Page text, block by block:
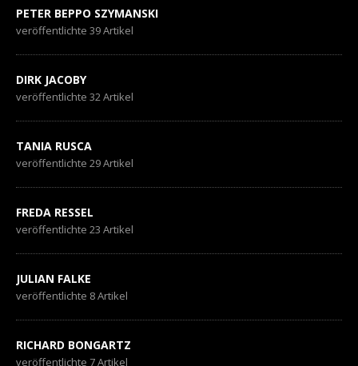
PETER BEPPO SZYMANSKI
veröffentlichte 39 Artikel
DIRK JACOBY
veröffentlichte 32 Artikel
TANIA RUSCA
veröffentlichte 29 Artikel
FREDA RESSEL
veröffentlichte 23 Artikel
JULIAN FALKE
veröffentlichte 8 Artikel
RICHARD BONGARTZ
veröffentlichte 7 Artikel